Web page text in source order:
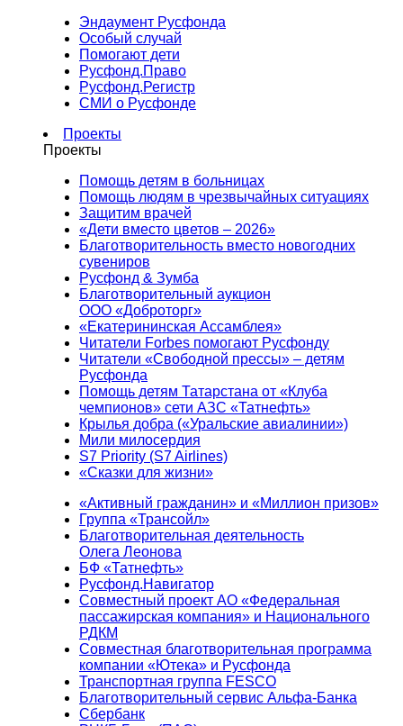
Эндаумент Русфонда
Особый случай
Помогают дети
Русфонд.Право
Русфонд.Регистр
СМИ о Русфонде
Проекты
Проекты
Помощь детям в больницах
Помощь людям в чрезвычайных ситуациях
Защитим врачей
«Дети вместо цветов – 2026»
Благотворительность вместо новогодних
сувениров
Русфонд & Зумба
Благотворительный аукцион
ООО «Доброторг»
«Екатерининская Ассамблея»
Читатели Forbes помогают Русфонду
Читатели «Свободной прессы» – детям
Русфонда
Помощь детям Татарстана от «Клуба
чемпионов» сети АЗС «Татнефть»
Крылья добра («Уральские авиалинии»)
Мили милосердия
S7 Priority (S7 Airlines)
«Сказки для жизни»
«Активный гражданин» и «Миллион призов»
Группа «Трансойл»
Благотворительная деятельность
Олега Леонова
БФ «Татнефть»
Русфонд.Навигатор
Совместный проект АО «Федеральная
пассажирская компания» и Национального
РДКМ
Совместная благотворительная программа
компании «Ютека» и Русфонда
Транспортная группа FESCO
Благотворительный сервис Альфа-Банка
Сбербанк